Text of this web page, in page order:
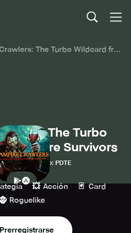
Vampire Crawlers: The Turbo Wildcard from Vampire Survivors
The Turbo
Vampire Survivors
de lanzamiento: PDTE
de Poncle
💥 Acción 🃏 Card
Roguelike
Prerregistrarse